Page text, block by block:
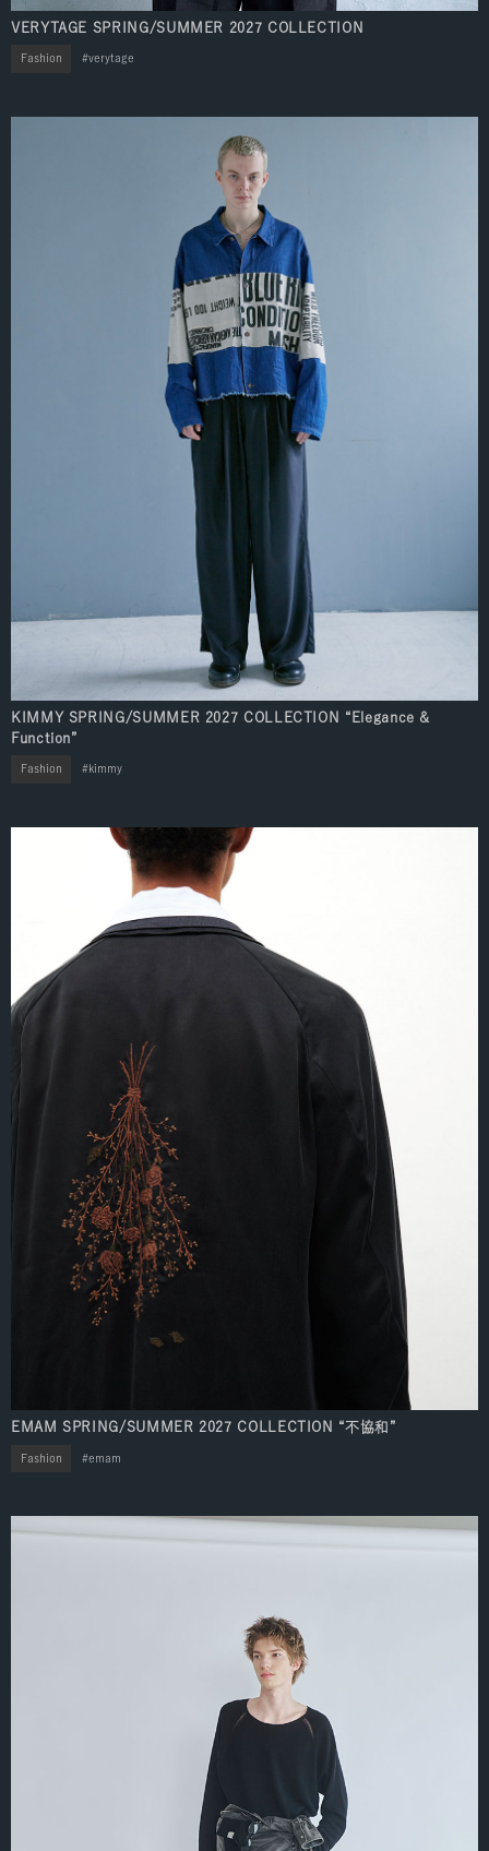
VERYTAGE SPRING/SUMMER 2027 COLLECTION
Fashion verytage
KIMMY SPRING/SUMMER 2027 COLLECTION “Elegance &
Function”
Fashion kimmy
EMAM SPRING/SUMMER 2027 COLLECTION “不協和”
Fashion emam